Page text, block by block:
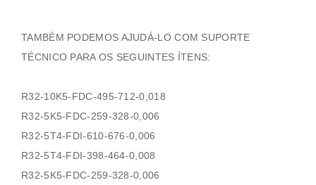
TAMBÉM PODEMOS AJUDÁ-LO COM SUPORTE
TÉCNICO PARA OS SEGUINTES ÍTENS:
R32-10K5-FDC-495-712-0,018
R32-5K5-FDC-259-328-0,006
R32-5T4-FDI-610-676-0,006
R32-5T4-FDI-398-464-0,008
R32-5K5-FDC-259-328-0,006